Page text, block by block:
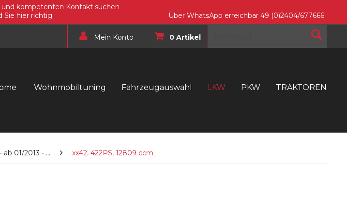
kompetenten Kontakt suchen
Sie hier richtig
Über WhatsApp erreichbar 49 (0)2404/677666
Mein Konto 0 Artikel
Wohnmobiltuning Fahrzeugauswahl LKW PKW TRAKTOREN
ab 01/2013 - ... xx42, 422PS, 12809 ccm